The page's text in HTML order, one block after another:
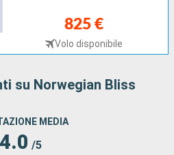
825 €
Volo disponibile
su Norwegian Bliss
MEDIA
4.0 /5